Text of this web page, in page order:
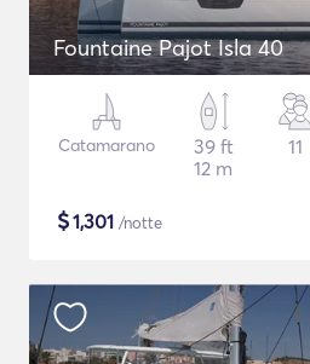
Fountaine Pajot Isla 40
Catamarano
39 ft
12 m
11
$1,301 /notte